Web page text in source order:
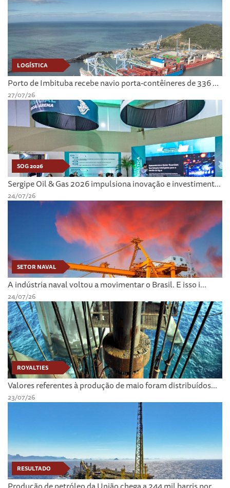
LOGÍSTICA
Porto de Imbituba recebe navio porta-contêineres de 336 ...
27/07/26
SOG 2026
Sergipe Oil & Gas 2026 impulsiona inovação e investiment...
24/07/26
SETOR NAVAL
A indústria naval voltou a movimentar o Brasil. E isso i...
24/07/26
ROYALTIES
Valores referentes à produção de maio foram distribuídos...
23/07/26
RESULTADO